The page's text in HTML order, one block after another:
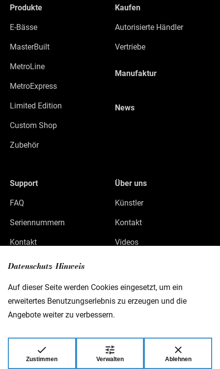
Datenschutz-Hinweis
Auf dieser Seite werden Cookies eingesetzt, um ein
erweitertes Benutzungserlebnis zu erzeugen und die
Angebote weiter zu verbessern.
Zustimmen Verwalten Ablehnen
Produkte
E-Bässe
MasterBuilt
MetroLine
MetroExpress
Limited Edition
Custom Shop
Zubehör
Kaufen
Autorisierte Händler
Vertriebe
Manufaktur
News
Support
FAQ
Seriennummern
Kontakt
Über uns
Künstler
Kontakt
Videos
Gewerbepark 46
D-08258 Markneukirchen
© 2026 Warwick GmbH & Co Music Equipment